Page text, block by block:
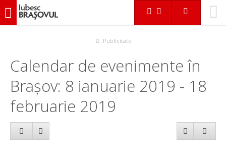
iubescbraşovul.ro
Publicitate
Calendar de evenimente în
Brașov: 8 ianuarie 2019 - 18
februarie 2019